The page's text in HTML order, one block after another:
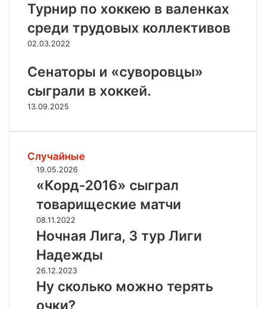
Турнир по хоккею в валенках
среди трудовых коллективов
02.03.2022
Сенаторы и «суворовцы»
сыграли в хоккей.
13.09.2025
Случайные
«
К
д
-
0
1
6
»
с
19.05.2026
«Корд-2016» сыграл
товарищеские матчи
Н
о
н
а
я
08.11.2022
Ночная Лига, 3 тур Лиги
Надежды
Н
у
26.12.2023
Ну сколько можно терять
очки?